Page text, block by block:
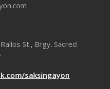
St., Brgy. Sacred
saksingayon